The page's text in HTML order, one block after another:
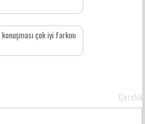
konuşması çok iyi farkını
Gerekli